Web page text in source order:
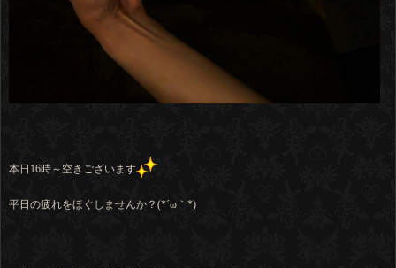
本日16時～空きございます
平日の疲れをほぐしませんか？(*´ω｀*)